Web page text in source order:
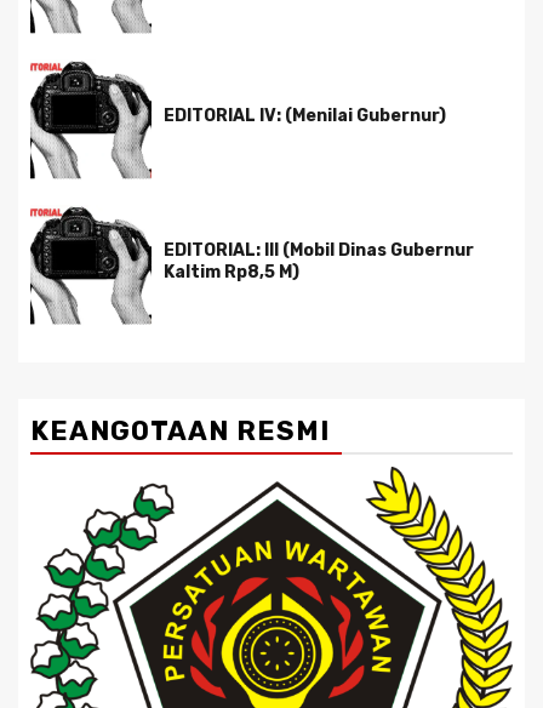
EDITORIAL IV: (Menilai Gubernur)
EDITORIAL: III (Mobil Dinas Gubernur
Kaltim Rp8,5 M)
KEANGOTAAN RESMI